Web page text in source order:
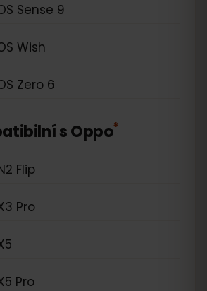
Sense 9
Wish
Zero 6
sOppo*
Flip
Pro
Pro